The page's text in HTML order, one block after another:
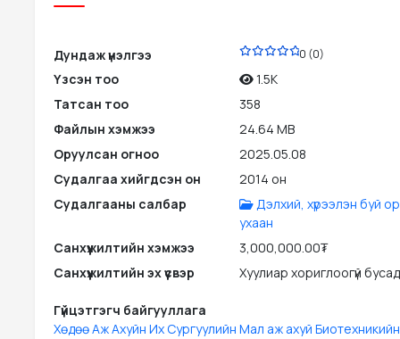
Дундаж үнэлгээ 0 (0)
Үзсэн тоо
1.5K
Татсан тоо
358
Файлын хэмжээ
24.64 MB
Оруулсан огноо
2025.05.08
Судалгаа хийгдсэн он
2014 он
Судалгааны салбар
Дэлхий, хүрээлэн буй
ухаан
Санхүүжилтийн хэмжээ
3,000,000.00₮
Санхүүжилтийн эх үүсвэр
Хуулиар хориглоогүй бусад
Гүйцэтгэгч байгууллага
Хөдөө Аж Ахуйн Их Сургуулийн Мал аж ахуй